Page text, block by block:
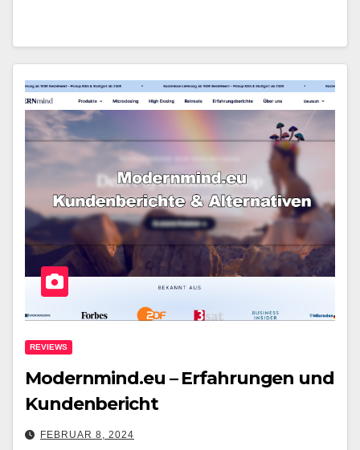
REVIEWS
Modernmind.eu – Erfahrungen und
Kundenbericht
FEBRUAR 8, 2024